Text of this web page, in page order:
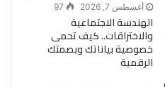
أغسطس 7, 2026 97
الهندسة الاجتماعية
والاختراقات.. كيف تحمى
خصوصية بياناتك وبصمتك
الرقمية